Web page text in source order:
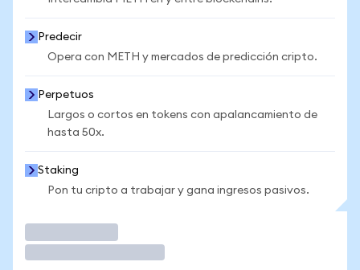
Predecir
Opera con METH y mercados de predicción cripto.
Perpetuos
Largos o cortos en tokens con apalancamiento de
hasta 50x.
Staking
Pon tu cripto a trabajar y gana ingresos pasivos.